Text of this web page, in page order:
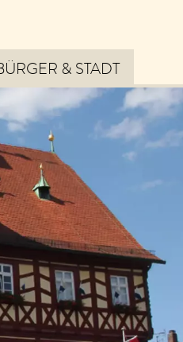
& STADT